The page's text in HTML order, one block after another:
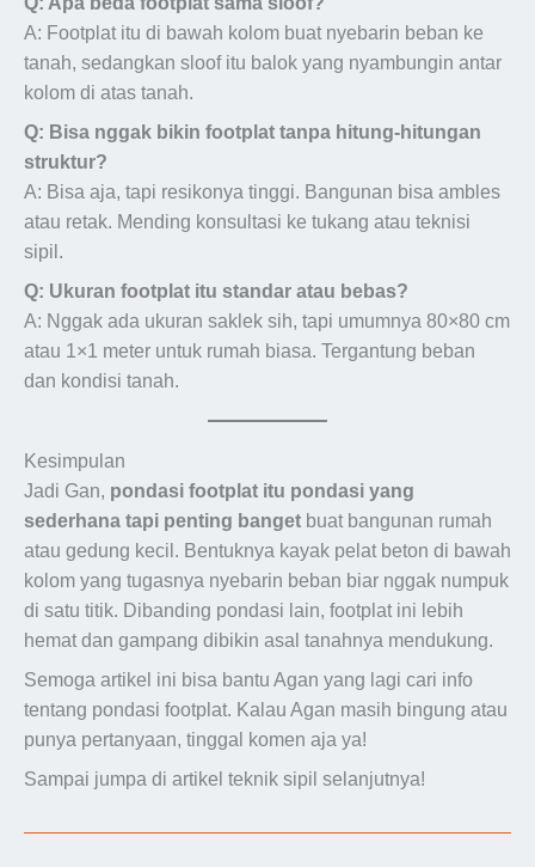
A: Footplat itu di bawah kolom buat nyebarin beban ke
tanah, sedangkan sloof itu balok yang nyambungin antar
kolom di atas tanah.
Q: Bisa nggak bikin footplat tanpa hitung-hitungan
struktur?
A: Bisa aja, tapi resikonya tinggi. Bangunan bisa ambles
atau retak. Mending konsultasi ke tukang atau teknisi
sipil.
Q: Ukuran footplat itu standar atau bebas?
A: Nggak ada ukuran saklek sih, tapi umumnya 80×80 cm
atau 1×1 meter untuk rumah biasa. Tergantung beban
dan kondisi tanah.
Kesimpulan
Jadi Gan, pondasi footplat itu pondasi yang
sederhana tapi penting banget buat bangunan rumah
atau gedung kecil. Bentuknya kayak pelat beton di bawah
kolom yang tugasnya nyebarin beban biar nggak numpuk
di satu titik. Dibanding pondasi lain, footplat ini lebih
hemat dan gampang dibikin asal tanahnya mendukung.
Semoga artikel ini bisa bantu Agan yang lagi cari info
tentang pondasi footplat. Kalau Agan masih bingung atau
punya pertanyaan, tinggal komen aja ya!
Sampai jumpa di artikel teknik sipil selanjutnya!